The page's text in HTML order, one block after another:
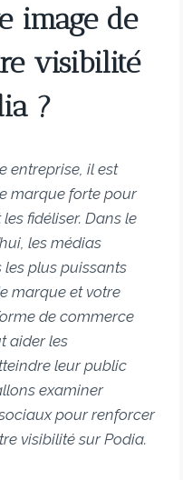
image de
visibilité
?
entreprise, il est
marque forte pour
fidéliser. Dans le
les médias
les plus puissants
marque et votre
de commerce
aider les
leur public
examiner
pour renforcer
visibilité sur Podia.